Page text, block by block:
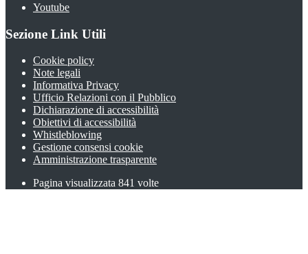
Youtube
Sezione Link Utili
Cookie policy
Note legali
Informativa Privacy
Ufficio Relazioni con il Pubblico
Dichiarazione di accessibilità
Obiettivi di accessibilità
Whistleblowing
Gestione consensi cookie
Amministrazione trasparente
Pagina visualizzata 841 volte